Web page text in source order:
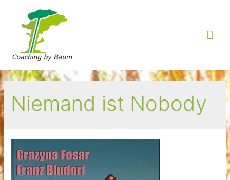
Niemand ist Nobody